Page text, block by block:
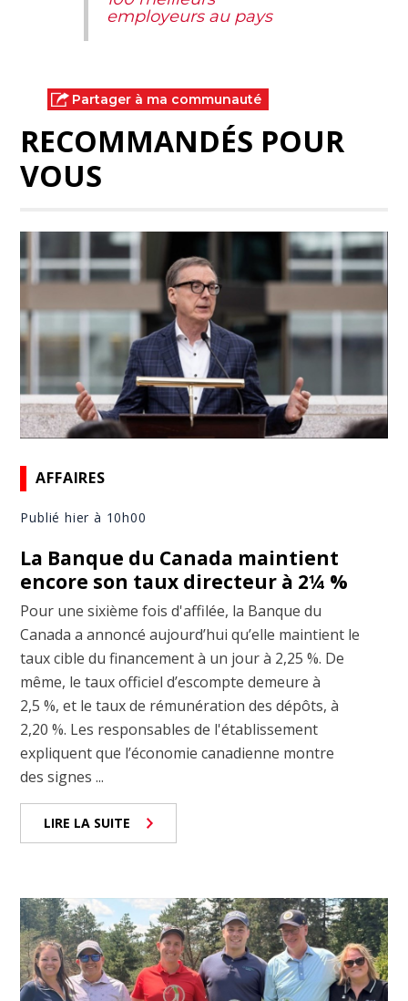
employeurs au pays
Partager à ma communauté
RECOMMANDÉS POUR
VOUS
AFFAIRES
Publié hier à 10h00
La Banque du Canada maintient
encore son taux directeur à 2¼ %
Pour une sixième fois d'affilée, la Banque du
Canada a annoncé aujourd’hui qu’elle maintient le
taux cible du financement à un jour à 2,25 %. De
même, le taux officiel d’escompte demeure à
2,5 %, et le taux de rémunération des dépôts, à
2,20 %. Les responsables de l'établissement
expliquent que l’économie canadienne montre
des signes ...
LIRE LA SUITE